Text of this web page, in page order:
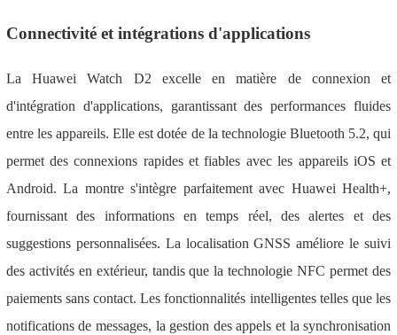
Connectivité et intégrations d'applications
La Huawei Watch D2 excelle en matière de connexion et
d'intégration d'applications, garantissant des performances fluides
entre les appareils. Elle est dotée de la technologie Bluetooth 5.2, qui
permet des connexions rapides et fiables avec les appareils iOS et
Android. La montre s'intègre parfaitement avec Huawei Health+,
fournissant des informations en temps réel, des alertes et des
suggestions personnalisées. La localisation GNSS améliore le suivi
des activités en extérieur, tandis que la technologie NFC permet des
paiements sans contact. Les fonctionnalités intelligentes telles que les
notifications de messages, la gestion des appels et la synchronisation